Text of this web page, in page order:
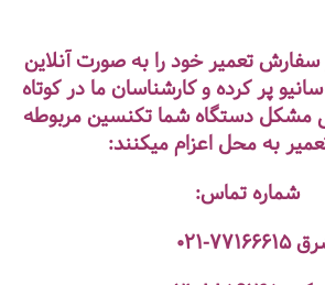
سفارش تعمیر خود را به صورت آنلاین
پر کرده و کارشناسان ما در کوتاه
مشکل دستگاه شما تکنسین مربوطه
به محل اعزام میکنند:
شماره تماس:
۷۷۱۶۶۶۱۵-۰۲۱